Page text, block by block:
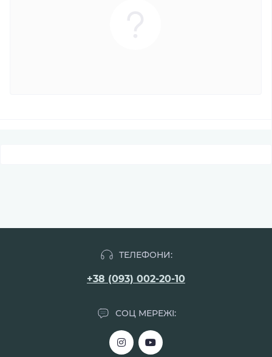
ТЕЛЕФОНИ:
+38 (093) 002-20-10
СОЦ МЕРЕЖІ: